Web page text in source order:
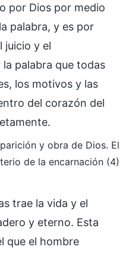
por Dios por medio
palabra, y es por
juicio y el
palabra que todas
los motivos y las
del corazón del
y obra de Dios. El
de la encarnación (4)
trae la vida y el
y eterno. Esta
que el hombre